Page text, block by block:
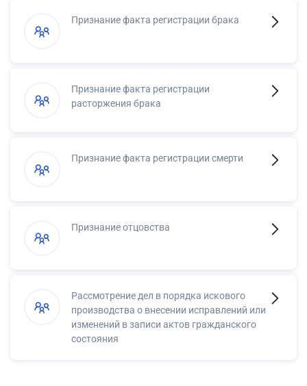
Признание факта регистрации брака
Признание факта регистрации
расторжения брака
Признание факта регистрации смерти
Признание отцовства
Рассмотрение дел в порядка искового
производства о внесении исправлений или
изменений в записи актов гражданского
состояния